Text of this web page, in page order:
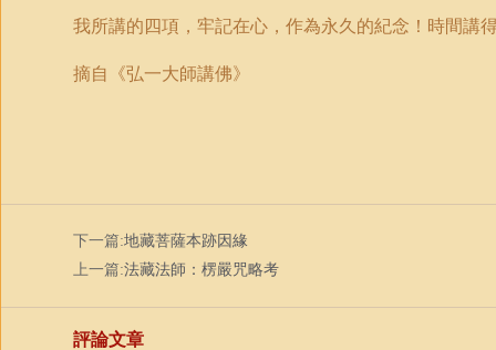
我所講的四項，牢記在心，作為永久的紀念！時間講
摘自《弘一大師講佛》
下一篇:地藏菩薩本跡因緣
上一篇:法藏法師：楞嚴咒略考
評論文章